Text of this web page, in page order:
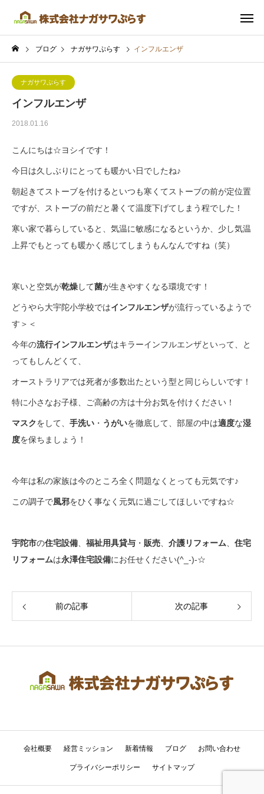
ブログ ナガサワぷらす インフルエンザ
ナガサワぷらす
インフルエンザ
2018.01.16
こんにちは☆ヨシイです！
今日は久しぶりにとっても暖かい日でしたね♪
朝起きてストーブを付けるといつも寒くてストーブの前が定位置
ですが、ストーブの前だと暑くて温度下げてしまう程でした！
寒い家で暮らしていると、気温に敏感になるというか、少し気温
上昇でもとっても暖かく感じてしまうもんなんですね（笑）
寒いと空気が乾燥して菌が生きやすくなる環境です！
どうやら大宇陀小学校ではインフルエンザが流行っているようで
す＞＜
今年の流行インフルエンザはキラーインフルエンザといって、と
ってもしんどくて、
オーストラリアでは死者が多数出たという型と同じらしいです！
特に小さなお子様、ご高齢の方は十分お気を付けください！
マスクをして、 手洗い ・ うがいを徹底して、部屋の中は適度な湿
度を保ちましょう！
今年は私の家族は今のところ全く問題なくとっても元気です♪
この調子で風邪をひく事なく元気に過ごしてほしいですね☆
宇陀市の住宅設備 福祉用具貸与 ・ 販売 介護リフォーム
住宅
リフォームは永澤住宅設備にお任せください(^_-)-☆
前の記事 次の記事
会社概要 経営ミッション 新着情報 ブログ お問い合わせ
プライバシーポリシー サイトマップ